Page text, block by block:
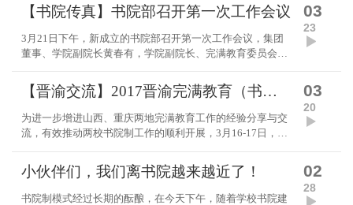
03
23
【书院传真】书院部召开第一次工作会议
3月21日下午，新成立的书院部召开第一次工作会议，集团
董事、学院副院长黄春有，学院副院长、完满教育委员会主
关方面负责人与会。 会上，傅永林副院长传达了...
03
20
【晋渝交流】2017晋渝完满教育（书院制建设）工作研讨会顺利召开
为进一步增进山西、重庆两地完满教育工作的经验分享与交
流，有效推动两校书院制工作的顺利开展，3月16-17日，
在重庆半山会所召开。重庆邮电大学移通学院副院长...
02
28
小伙伴们，我们离书院越来越近了！
书院制模式经过长期的酝酿，在今天下午，随着学校书院建